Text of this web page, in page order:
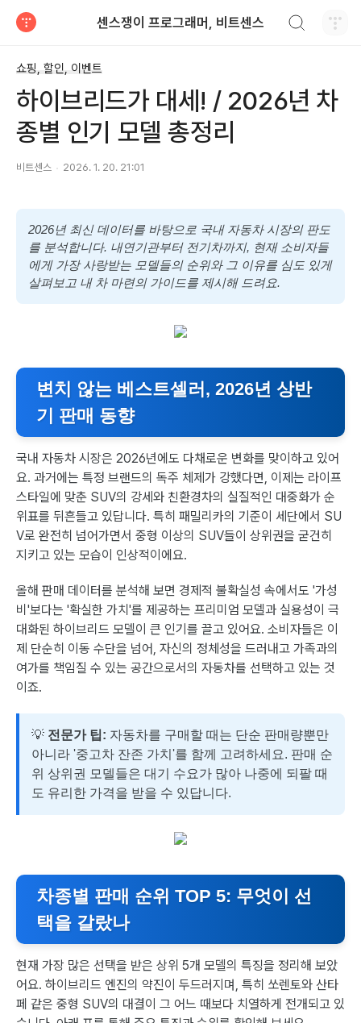
센스쟁이 프로그래머, 비트센스
쇼핑, 할인, 이벤트
하이브리드가 대세! / 2026년 차
종별 인기 모델 총정리
비트센스 2026. 1. 20. 21:01
2026년 최신 데이터를 바탕으로 국내 자동차 시장의 판도
를 분석합니다. 내연기관부터 전기차까지, 현재 소비자들
에게 가장 사랑받는 모델들의 순위와 그 이유를 심도 있게
살펴보고 내 차 마련의 가이드를 제시해 드려요.
변치 않는 베스트셀러, 2026년 상반
기 판매 동향
국내 자동차 시장은 2026년에도 다채로운 변화를 맞이하고 있어
요. 과거에는 특정 브랜드의 독주 체제가 강했다면, 이제는 라이프
스타일에 맞춘 SUV의 강세와 친환경차의 실질적인 대중화가 순
위표를 뒤흔들고 있답니다. 특히 패밀리카의 기준이 세단에서 SU
V로 완전히 넘어가면서 중형 이상의 SUV들이 상위권을 굳건히
지키고 있는 모습이 인상적이에요.
올해 판매 데이터를 분석해 보면 경제적 불확실성 속에서도 '가성
비'보다는 '확실한 가치'를 제공하는 프리미엄 모델과 실용성이 극
대화된 하이브리드 모델이 큰 인기를 끌고 있어요. 소비자들은 이
제 단순히 이동 수단을 넘어, 자신의 정체성을 드러내고 가족과의
여가를 책임질 수 있는 공간으로서의 자동차를 선택하고 있는 것
이죠.
💡 전문가 팁: 자동차를 구매할 때는 단순 판매량뿐만
아니라 '중고차 잔존 가치'를 함께 고려하세요. 판매 순
위 상위권 모델들은 대기 수요가 많아 나중에 되팔 때
도 유리한 가격을 받을 수 있답니다.
차종별 판매 순위 TOP 5: 무엇이 선
택을 갈랐나
현재 가장 많은 선택을 받은 상위 5개 모델의 특징을 정리해 보았
어요. 하이브리드 엔진의 약진이 두드러지며, 특히 쏘렌토와 산타
페 같은 중형 SUV의 대결이 그 어느 때보다 치열하게 전개되고 있